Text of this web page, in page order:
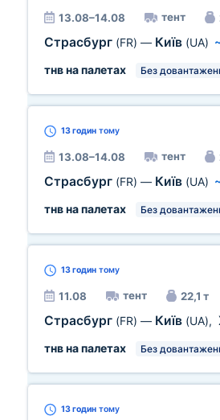
13.08–14.08 тент
Страсбург (FR) — Київ (UA)
тнв на палетах
Без
13 годин тому
13.08–14.08 тент
Страсбург (FR) — Київ (UA)
тнв на палетах
Без
13 годин тому
11.08 тент 22,1 т
Страсбург (FR) — Київ (UA),
тнв на палетах
Без
13 годин тому